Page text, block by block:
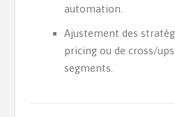
automation.
Ajustement des
pricing ou de cross/
segments.